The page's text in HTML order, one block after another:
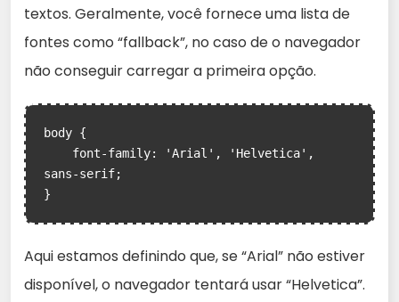
textos. Geralmente, você fornece uma lista de
fontes como “fallback”, no caso de o navegador
não conseguir carregar a primeira opção.
body {
sans-serif;
}
Aqui estamos definindo que, se “Arial” não estiver
disponível, o navegador tentará usar “Helvetica”.